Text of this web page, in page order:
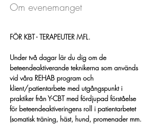
Om evenemanget
FÖR KBT - TERAPEUTER MFL.
Under två dagar lär du dig om de
beteendeaktiverande teknikerna som används
vid våra REHAB program och
klient/patientarbete med utgångspunkt i
praktiker från Y-CBT med fördjupad förståelse
för beteendeaktiveringens roll i patientarbetet
(somatisk träning, häst, hund, promenader mm.